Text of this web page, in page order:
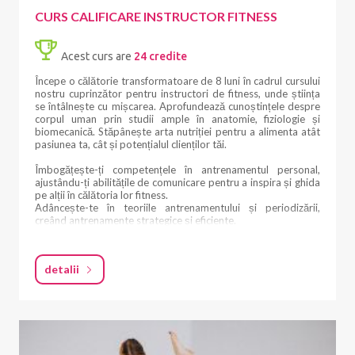
Cursul are o bază academică solidă. Vei primi:
• Manuale detaliate create de Fitness Scandinavia School
• Conținut teoretic extins
• Sute de pagini de material structurat
• Aproximativ 1000 de pagini de resurse educaționale
Temele includ anatomie, biomecanică, știința mișcării,
metodologie și secvențiere a unei clase.
SUPORT & COMUNITATE
La Școala Fitness Scandinavia nu ești doar student — devii
parte dintr-o comunitate. Vei beneficia de:
• Grupuri private de WhatsApp
• Învățare în echipă și suport reciproc
Este un mediu în care crești, te conectezi și creezi relații care
Procesul de învățare include evaluare constantă pentru a
CURS CALIFICARE INSTRUCTOR FITNESS
Acest curs are 24 credite
Începe o călătorie transformatoare de 8 luni în cadrul cursului
nostru cuprinzător pentru instructori de fitness, unde știința
se întâlnește cu mișcarea. Aprofundează cunoștințele despre
corpul uman prin studii ample în anatomie, fiziologie și
biomecanică. Stăpânește arta nutriției pentru a alimenta atât
pasiunea ta, cât și potențialul clienților tăi.
Îmbogățește-ți competențele în antrenamentul personal,
ajustându-ți abilitățile de comunicare pentru a inspira și ghida
pe alții în călătoria lor fitness.
Adâncește-te în teoriile antrenamentului și periodizării,
creând antrenamente strategice și eficiente.
orchestrând sesiuni care unesc și motivează. Învață secretele
auto-promovării și marketingului, asigurându-te că drumul
tău către succes este la fel de convingător ca antrenamentele
Crează programe de antrenament transformatoare,
amestecând cu înțelepciune știința și creativitatea. Descoperă
lumea antrenamentului pentru hipertrofie, sculptând corpuri
detalii